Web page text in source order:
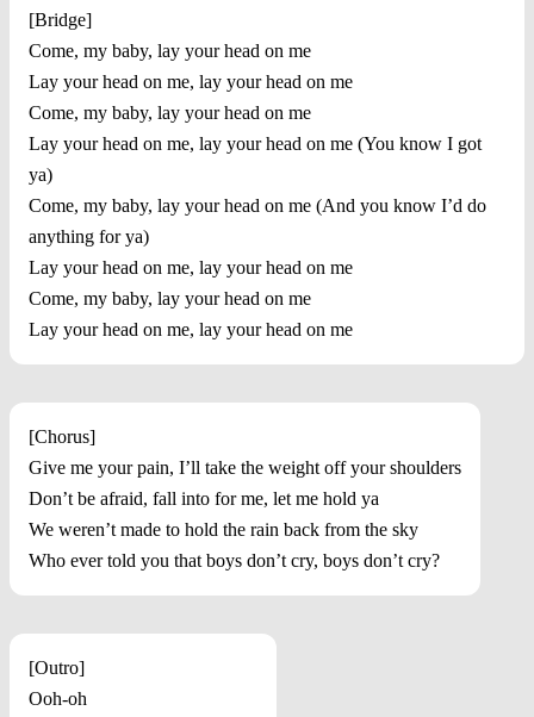
[Bridge]
Come, my baby, lay your head on me
Lay your head on me, lay your head on me
Come, my baby, lay your head on me
Lay your head on me, lay your head on me (You know I got
ya)
Come, my baby, lay your head on me (And you know I’d do
anything for ya)
Lay your head on me, lay your head on me
Come, my baby, lay your head on me
Lay your head on me, lay your head on me
[Chorus]
Give me your pain, I’ll take the weight off your shoulders
Don’t be afraid, fall into for me, let me hold ya
We weren’t made to hold the rain back from the sky
Who ever told you that boys don’t cry, boys don’t cry?
[Outro]
Ooh-oh